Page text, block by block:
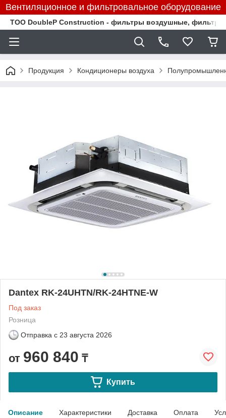
Вентиляционное и фильтровальное оборудование
TOO DoubleP Construction - фильтры воздушные,
Продукция Кондиционеры воздуха
Dantex RK-24UHTN/RK-24HTNE-W
Под заказ
Розница
Отправка с 23 августа 2026
от 960 840 ₸
Купить
Описание Характеристики Доставка Оплата